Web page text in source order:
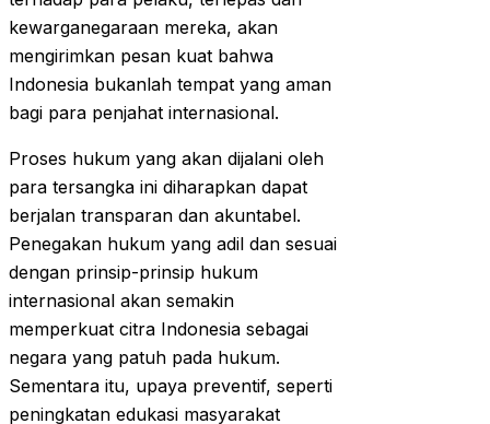
kewarganegaraan mereka, akan
mengirimkan pesan kuat bahwa
Indonesia bukanlah tempat yang aman
bagi para penjahat internasional.
Proses hukum yang akan dijalani oleh
para tersangka ini diharapkan dapat
berjalan transparan dan akuntabel.
Penegakan hukum yang adil dan sesuai
dengan prinsip-prinsip hukum
internasional akan semakin
memperkuat citra Indonesia sebagai
negara yang patuh pada hukum.
Sementara itu, upaya preventif, seperti
peningkatan edukasi masyarakat